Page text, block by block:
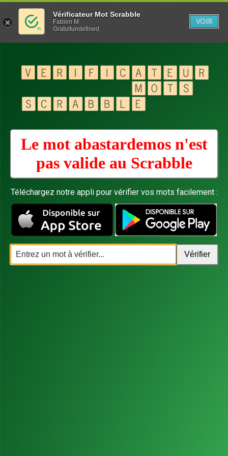
Le mot abastardemos n'est
pas valide au Scrabble
Téléchargez notre appli pour vérifier vos mots facilement :
Vérificateur Mot Scrabble
Fabien M
Gratuitundefined
VOIR